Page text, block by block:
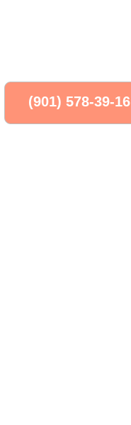
(901) 578-39-16